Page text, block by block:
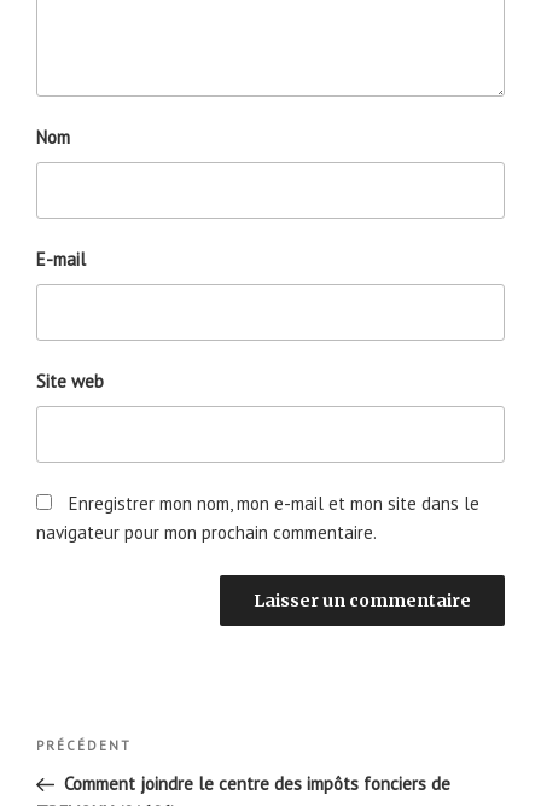
Nom
E-mail
Site web
Enregistrer mon nom, mon e-mail et mon site dans le
navigateur pour mon prochain commentaire.
Navigation
Article
précédent
PRÉCÉDENT
Comment joindre le centre des impôts fonciers de